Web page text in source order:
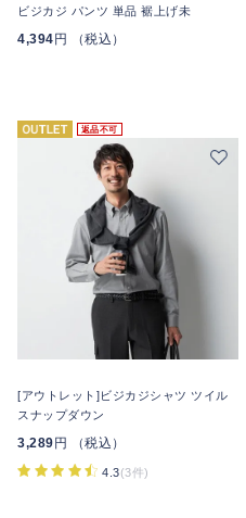
ビジカジ パンツ 単品 裾上げ未
4,394 円 （税込）
返品不可
[アウトレット]ビジカジシャツ ツイル
スナップダウン
3,289 円 （税込）
4.3(3件)